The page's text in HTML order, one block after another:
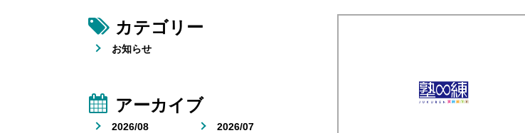
カテゴリー
お知らせ
アーカイブ
2026/08
2026/07